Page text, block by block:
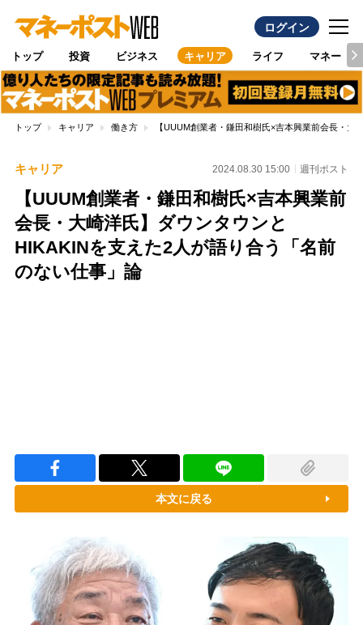
ログイン
トップ 投資 ビジネス キャリア ライフ マネー
トップ キャリア 働き方 【UUUM創業者・鎌田和樹氏×吉本興業前会長・
キャリア 2024.08.30 15:00 週刊ポスト
【UUUM創業者・鎌田和樹氏×吉本興業前
会長・大崎洋氏】ダウンタウンと
HIKAKINを支えた2人が語り合う「名前
のない仕事」論
本文に戻る